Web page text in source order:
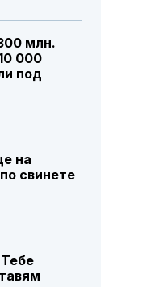
млн.
000
под
на
свинете